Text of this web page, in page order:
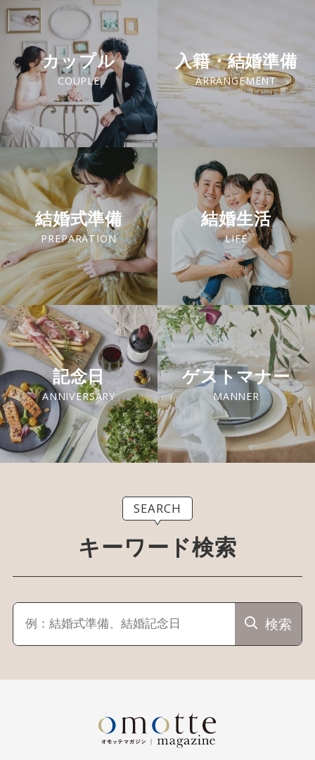
カップル
COUPLE
入籍・結婚準備
ARRANGEMENT
結婚式準備
PREPARATION
結婚生活
LIFE
記念日
ANNIVERSARY
ゲストマナー
MANNER
SEARCH
キーワード検索
検索